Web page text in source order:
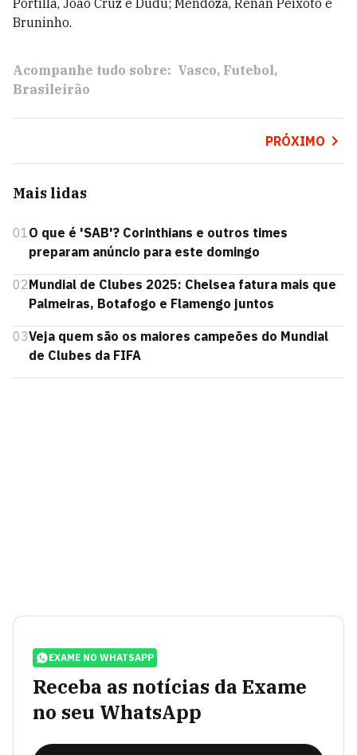
Portilla, João Cruz e Dudu; Mendoza, Renan Peixoto e
Bruninho.
Acompanhe tudo sobre: Vasco Futebol
Brasileirão
PRÓXIMO
Mais lidas
01O que é 'SAB'? Corinthians e outros times
preparam anúncio para este domingo
02Mundial de Clubes 2025: Chelsea fatura mais que
Palmeiras, Botafogo e Flamengo juntos
03Veja quem são os maiores campeões do Mundial
de Clubes da FIFA
EXAME NO WHATSAPP
Receba as notícias da Exame
no seu WhatsApp